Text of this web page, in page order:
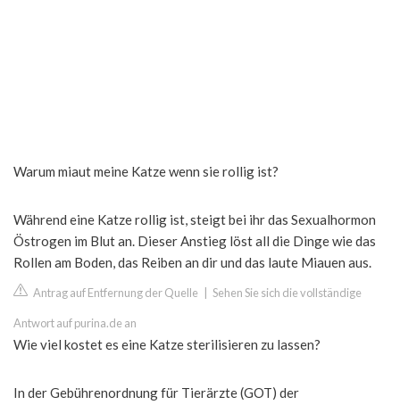
Warum miaut meine Katze wenn sie rollig ist?
Während eine Katze rollig ist, steigt bei ihr das Sexualhormon
Östrogen im Blut an. Dieser Anstieg löst all die Dinge wie das
Rollen am Boden, das Reiben an dir und das laute Miauen aus.
Antrag auf Entfernung der Quelle Sehen Sie sich die vollständige
Antwort auf purina.de an
Wie viel kostet es eine Katze sterilisieren zu lassen?
In der Gebührenordnung für Tierärzte (GOT) der